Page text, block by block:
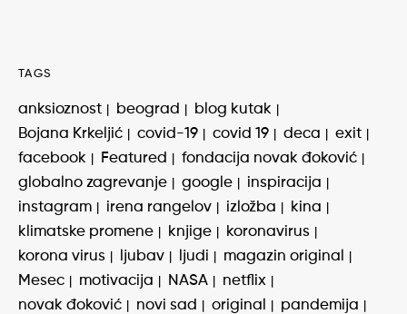
TAGS
anksioznost beograd
blog kutak
Bojana Krkeljić
covid-19 covid 19 deca
exit
facebook
Featured
fondacija novak đoković
globalno zagrevanje
google
inspiracija
instagram
irena rangelov izložba
kina
klimatske promene
knjige
koronavirus
korona virus
ljubav ljudi
magazin original
Mesec
motivacija NASA
netflix
novak đoković
novi sad original
pandemija